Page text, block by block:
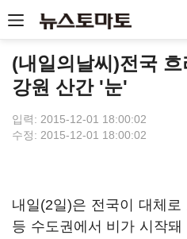
(내일의날씨)전국
강원 산간 '눈'
입력: 2015-12-01 18:00:02
수정: 2015-12-01 18:00:02
내일(2일)은 전국이 대체
등 수도권에서 비가 시작